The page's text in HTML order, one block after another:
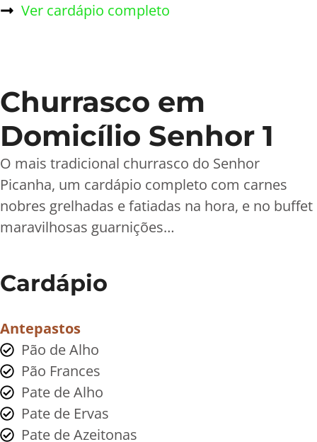
Ver cardápio completo
Churrasco em
Domicílio Senhor 1
O mais tradicional churrasco do Senhor
Picanha, um cardápio completo com carnes
nobres grelhadas e fatiadas na hora, e no buffet
maravilhosas guarnições…
Cardápio
Antepastos
Pão de Alho
Pão Frances
Pate de Alho
Pate de Ervas
Pate de Azeitonas